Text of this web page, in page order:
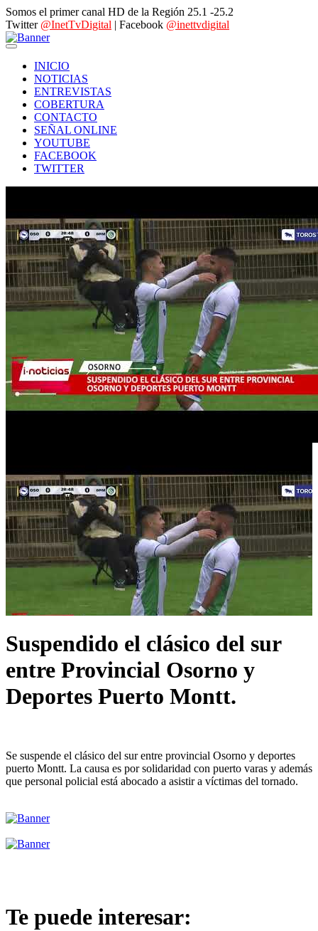
Somos el primer canal HD de la Región 25.1 -25.2
Twitter @InetTvDigital | Facebook @inettvdigital
INICIO
NOTICIAS
ENTREVISTAS
COBERTURA
CONTACTO
SEÑAL ONLINE
YOUTUBE
FACEBOOK
TWITTER
Suspendido el clásico del sur
entre Provincial Osorno y
Deportes Puerto Montt.
Se suspende el clásico del sur entre provincial Osorno y deportes
puerto Montt. La causa es por solidaridad con puerto varas y además
que personal policial está abocado a asistir a víctimas del tornado.
Te puede interesar: